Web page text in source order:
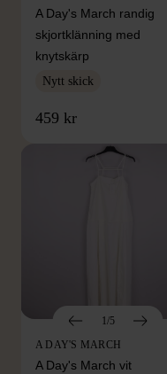
A Day's March randig
skjortklänning med
knytskärp
Nytt skick
459 kr
1/5
A DAY'S MARCH
A Day's March vit